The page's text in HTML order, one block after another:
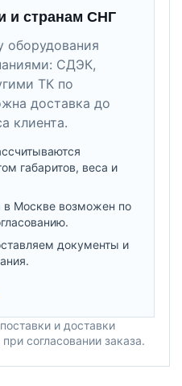
и странам СНГ
оборудования
СДЭК,
ТК по
доставка до
клиента.
габаритов, веса и
в Москве возможен по
документы и
и доставки
согласовании заказа.